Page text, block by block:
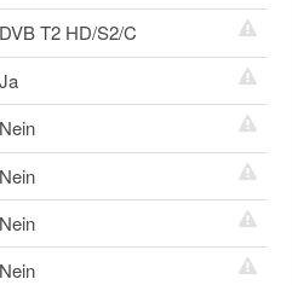
DVB T2 HD/S2/C
Ja
Nein
Nein
Nein
Nein